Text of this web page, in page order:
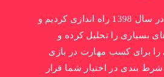
ما این وب سایت را در سال 1398 راه اندازی کردیم و
بسیاری را تحلیل کرده و
را برای کسب مهارت در بازی
بندی در اختیار شما قرار